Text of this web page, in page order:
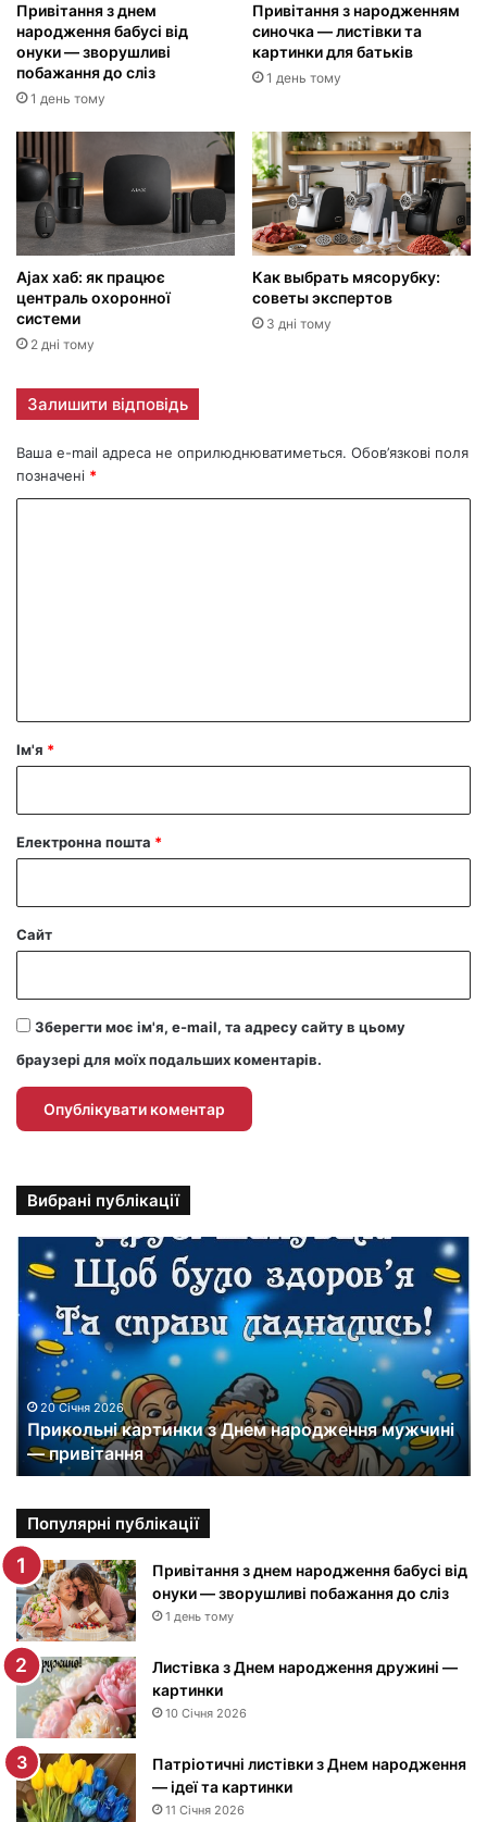
Привітання з днем
народження бабусі від
онуки — зворушливі
побажання до сліз
1 день тому
Привітання з народженням
синочка — листівки та
картинки для батьків
1 день тому
Ajax хаб: як працює
централь охоронної
системи
2 дні тому
Как выбрать мясорубку:
советы экспертов
3 дні тому
Залишити відповідь
Ваша e-mail адреса не оприлюднюватиметься. Обов’язкові поля
позначені *
рІм'я *
Електронна пошта *
Сайт
Зберегти моє ім'я, e-mail, та адресу сайту в цьому
браузері для моїх подальших коментарів.
Вибрані публікації
и
к
о
а
и
н
к
и
з
Д
н
е
н
а
р
о
20 Січня 2026
Прикольні картинки з Днем народження мужчині
— привітання
Популярні публікації
Привітання з днем народження бабусі від
онуки — зворушливі побажання до сліз
1 день тому
Листівка з Днем народження дружині —
картинки
10 Січня 2026
Патріотичні листівки з Днем народження
— ідеї та картинки
11 Січня 2026